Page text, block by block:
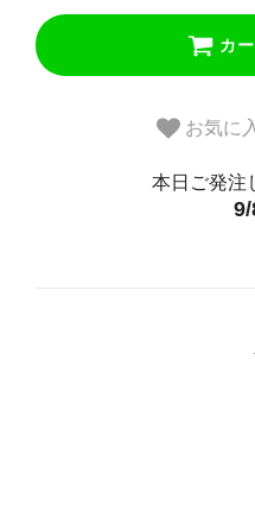
カ
お気に
本日ご発注